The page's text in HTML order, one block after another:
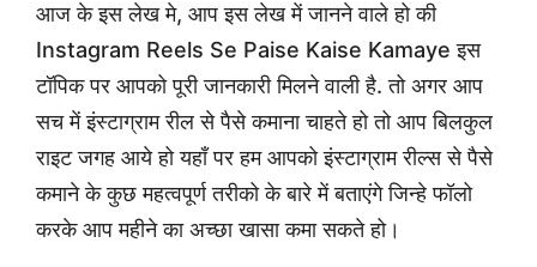
आज के इस लेख मे, आप इस लेख में जानने वाले हो की
Instagram Reels Se Paise Kaise Kamaye इस
टॉपिक पर आपको पूरी जानकारी मिलने वाली है. तो अगर आप
सच में इंस्टाग्राम रील से पैसे कमाना चाहते हो तो आप बिलकुल
राइट जगह आये हो यहाँ पर हम आपको इंस्टाग्राम रील्स से पैसे
कमाने के कुछ महत्वपूर्ण तरीको के बारे में बताएंगे जिन्हे फॉलो
करके आप महीने का अच्छा खासा कमा सकते हो।